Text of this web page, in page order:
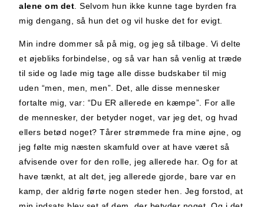
alene om det . Selvom hun ikke kunne tage byrden fra
mig dengang, så hun det og vil huske det for evigt.
Min indre dommer så på mig, og jeg så tilbage. Vi delte
et øjebliks forbindelse, og så var han så venlig at træde
til side og lade mig tage alle disse budskaber til mig
uden “men, men, men”. Det, alle disse mennesker
fortalte mig, var: “Du ER allerede en kæmpe”. For alle
de mennesker, der betyder noget, var jeg det, og hvad
ellers betød noget? Tårer strømmede fra mine øjne, og
jeg følte mig næsten skamfuld over at have været så
afvisende over for den rolle, jeg allerede har. Og for at
have tænkt, at alt det, jeg allerede gjorde, bare var en
kamp, der aldrig førte nogen steder hen. Jeg forstod, at